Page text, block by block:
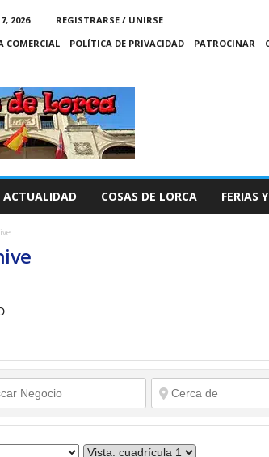
2026
REGISTRARSE / UNIRSE
COMERCIAL
POLÍTICA DE PRIVACIDAD PATROCINAR
ACTUALIDAD COSAS DE LORCA FERIAS